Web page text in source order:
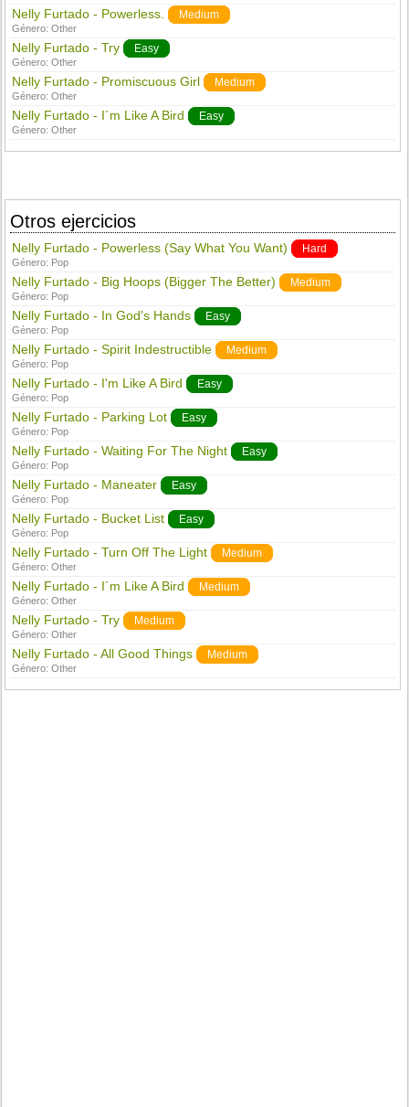
Nelly Furtado - Powerless. Medium
Género:Other
Nelly Furtado - Try Easy
Género:Other
Nelly Furtado - Promiscuous Girl Medium
Género:Other
Nelly Furtado - I´m Like A Bird Easy
Género:Other
Otros ejercicios
Nelly Furtado - Powerless (Say What You Want) Hard
Género: Pop
Nelly Furtado - Big Hoops (Bigger The Better) Medium
Género: Pop
Nelly Furtado - In God's Hands Easy
Género: Pop
Nelly Furtado - Spirit Indestructible Medium
Género: Pop
Nelly Furtado - I'm Like A Bird Easy
Género: Pop
Nelly Furtado - Parking Lot Easy
Género: Pop
Nelly Furtado - Waiting For The Night Easy
Género: Pop
Nelly Furtado - Maneater Easy
Género: Pop
Nelly Furtado - Bucket List Easy
Género: Pop
Nelly Furtado - Turn Off The Light Medium
Género:Other
Nelly Furtado - I´m Like A Bird Medium
Género:Other
Nelly Furtado - Try Medium
Género:Other
Nelly Furtado - All Good Things Medium
Género:Other